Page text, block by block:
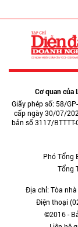
Cơ quan của
Giấy phép số: 58/
cấp ngày 30/07/
bản số 3117/
Phó Tổng
Tổng
Địa chỉ: Tòa nhà
Điện thoại
©2016 -